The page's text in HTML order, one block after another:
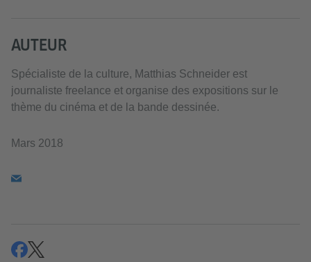
AUTEUR
Spécialiste de la culture, Matthias Schneider est
journaliste freelance et organise des expositions sur le
thème du cinéma et de la bande dessinée.
Mars 2018
partagerpartager